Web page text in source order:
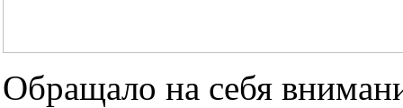
Обращало на себя